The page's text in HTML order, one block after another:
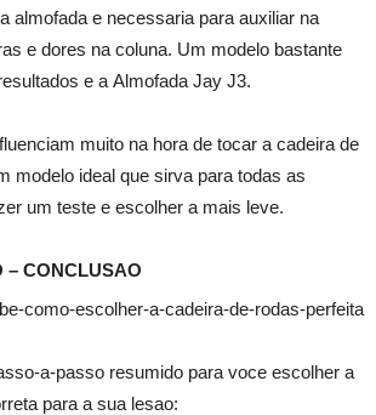
almofada e necessaria para auxiliar na
e dores na coluna. Um modelo bastante
e a Almofada Jay J3.
muito na hora de tocar a cadeira de
modelo ideal que sirva para todas as
um teste e escolher a mais leve.
– CONCLUSAO
a-passo resumido para voce escolher a
para a sua lesao: